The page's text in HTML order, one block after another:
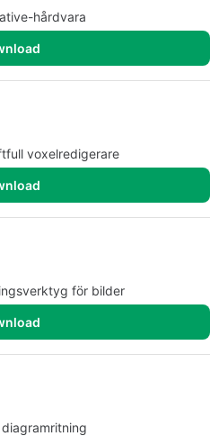
hårdvara
voxelredigerare
för bilder